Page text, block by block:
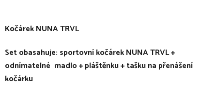
Kočárek NUNA TRVL
Set obasahuje: sportovní kočárek NUNA TRVL +
odnímatelné madlo + pláštěnku + tašku na přenášení
kočárku